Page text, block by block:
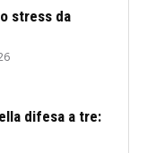
stress da
difesa a tre: